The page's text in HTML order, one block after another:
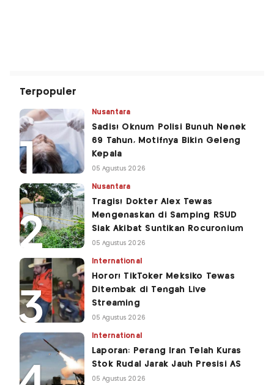
Terpopuler
Nusantara
Sadis! Oknum Polisi Bunuh Nenek
69 Tahun, Motifnya Bikin Geleng
Kepala
05 Agustus 2026
Nusantara
Tragis! Dokter Alex Tewas
Mengenaskan di Samping RSUD
Siak Akibat Suntikan Rocuronium
05 Agustus 2026
International
Horor! TikToker Meksiko Tewas
Ditembak di Tengah Live
Streaming
05 Agustus 2026
International
Laporan: Perang Iran Telah Kuras
Stok Rudal Jarak Jauh Presisi AS
05 Agustus 2026